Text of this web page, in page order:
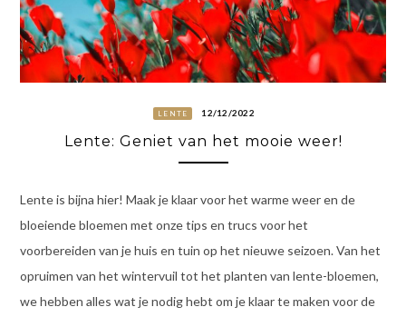
LENTE 12/12/2022
Lente: Geniet van het mooie weer!
Lente is bijna hier! Maak je klaar voor het warme weer en de
bloeiende bloemen met onze tips en trucs voor het
voorbereiden van je huis en tuin op het nieuwe seizoen. Van het
opruimen van het wintervuil tot het planten van lente-bloemen,
we hebben alles wat je nodig hebt om je klaar te maken voor de